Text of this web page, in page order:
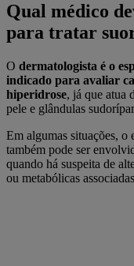
Qual médico
para tratar
O dermatologista é o
indicado para avaliar
hiperidrose, já que atua
pele e glândulas
Em algumas situações, o
também pode ser
quando há suspeita de
ou metabólicas